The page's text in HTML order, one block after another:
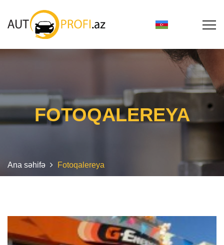
FOTOQALEREYA
Ana səhifə Fotoqalereya